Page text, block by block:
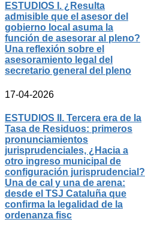
ESTUDIOS I. ¿Resulta
admisible que el asesor del
gobierno local asuma la
función de asesorar al pleno?
Una reflexión sobre el
asesoramiento legal del
secretario general del pleno
17-04-2026
ESTUDIOS II. Tercera era de la
Tasa de Residuos: primeros
pronunciamientos
jurisprudenciales, ¿Hacia a
otro ingreso municipal de
configuración jurisprudencial?
Una de cal y una de arena:
desde el TSJ Cataluña que
confirma la legalidad de la
ordenanza fisc